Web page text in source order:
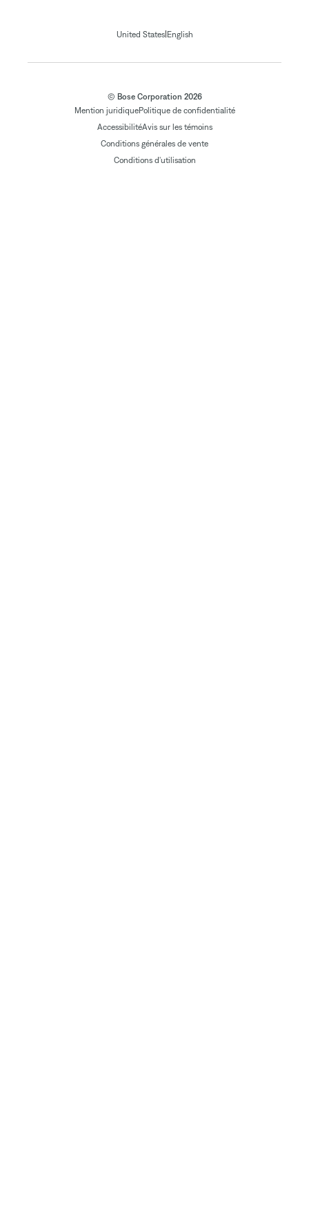
United States| English
© Bose Corporation 2026
Mention juridiquePolitique de confidentialité
AccessibilitéAvis sur les témoins
Conditions générales de vente
Conditions d'utilisation